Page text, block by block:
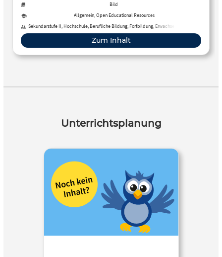
Bild
Allgemein, Open Educational Resources
Sekundarstufe II, Hochschule, Berufliche Bildung, Fortbildung, Erwachsenenbildung,
Sekundarstufe I
Zum Inhalt
Unterrichtsplanung